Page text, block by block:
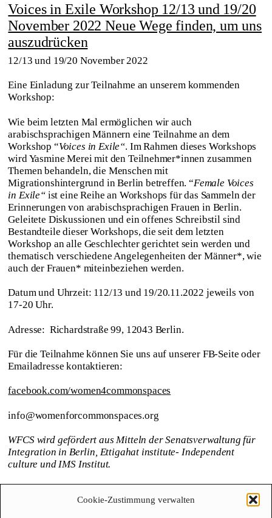
Cookie-Zustimmung verwalten
Voices in Exile Workshop 12/13 und 19/20
November 2022 Neue Wege finden, um uns
auszudrücken
12/13 und 19/20 November 2022
Eine Einladung zur Teilnahme an unserem kommenden
Workshop:
Wie beim letzten Mal ermöglichen wir auch
arabischsprachigen Männern eine Teilnahme an dem
Workshop “Voices in Exile“. Im Rahmen dieses Workshops
wird Yasmine Merei mit den Teilnehmer*innen zusammen
Themen behandeln, die Menschen mit
Migrationshintergrund in Berlin betreffen. “Female Voices
in Exile“ist eine Reihe an Workshops für das Sammeln der
Erinnerungen von arabischsprachigen Frauen in Berlin.
Geleitete Diskussionen und ein offenes Schreibstil sind
Bestandteile dieser Workshops, die seit dem letzten
Workshop an alle Geschlechter gerichtet sein werden und
thematisch verschiedene Angelegenheiten der Männer*, wie
auch der Frauen* miteinbeziehen werden.
Datum und Uhrzeit: 112/13 und 19/20.11.2022 jeweils von
17-20 Uhr.
Adresse: Richardstraße 99, 12043 Berlin.
Für die Teilnahme können Sie uns auf unserer FB-Seite oder
Emailadresse kontaktieren:
facebook.com/women4commonspaces
info@womenforcommonspaces.org
WFCS wird gefördert aus Mitteln der Senatsverwaltung für
Integration in Berlin, Ettigahat institute- Independent
culture und IMS Institut.